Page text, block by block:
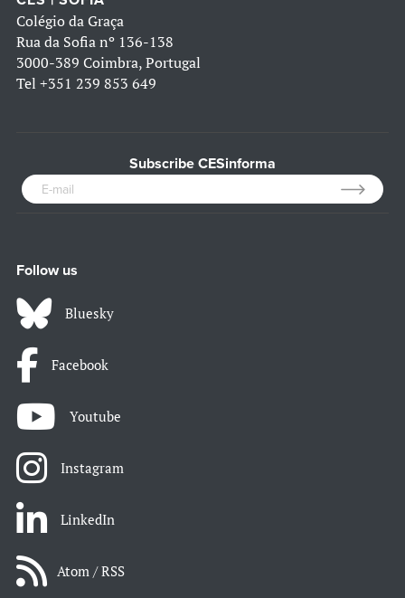
Colégio da Graça
Rua da Sofia nº 136-138
3000-389 Coimbra, Portugal
Tel +351 239 853 649
Subscribe CESinforma
Follow us
Bluesky
Facebook
Youtube
Instagram
LinkedIn
Atom / RSS